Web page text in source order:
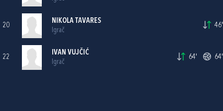
20
NIKOLA TAVARES
Igrač
46'
22
IVAN VUJČIĆ
Igrač
64' 64'